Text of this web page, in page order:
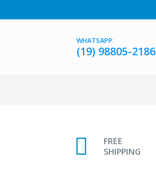
WHATSAPP:
(19) 98805-2186
FREE
SHIPPING